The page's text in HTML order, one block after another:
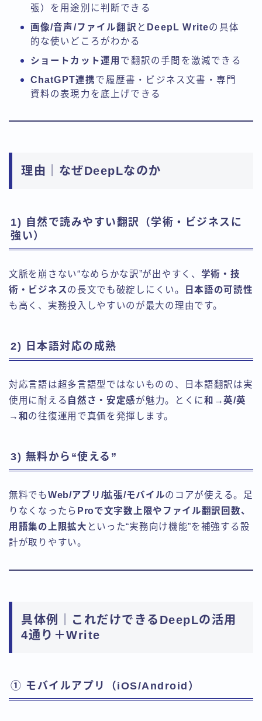
張）を用途別に判断できる
画像/音声/ファイル翻訳 と DeepL Writeの具体
的な使いどころがわかる
ショートカット運用 で翻訳の手間を激減できる
ChatGPT連携で履歴書・ビジネス文書・専門
資料の表現力を底上げできる
理由｜なぜDeepLなのか
1) 自然で読みやすい翻訳（学術・ビジネスに
強い）
文脈を崩さない“なめらかな訳”が出やすく、 学術・技
術・ビジネスの長文でも破綻しにくい。
日本語の可読性
も高く、実務投入しやすいのが最大の理由です。
2) 日本語対応の成熟
対応言語は超多言語型ではないものの、日本語翻訳は実
使用に耐える 自然さ・安定感が魅力。とくに和→英/英
→和 の往復運用で真価を発揮します。
3) 無料から“使える”
無料でもWeb/アプリ/拡張/モバイルのコアが使える。足
りなくなったら Proで文字数上限やファイル翻訳回数、
用語集の上限拡大 といった“実務向け機能”を補強する設
計が取りやすい。
具体例｜これだけできるDeepLの活用
4通り＋Write
① モバイルアプリ（iOS/Android）